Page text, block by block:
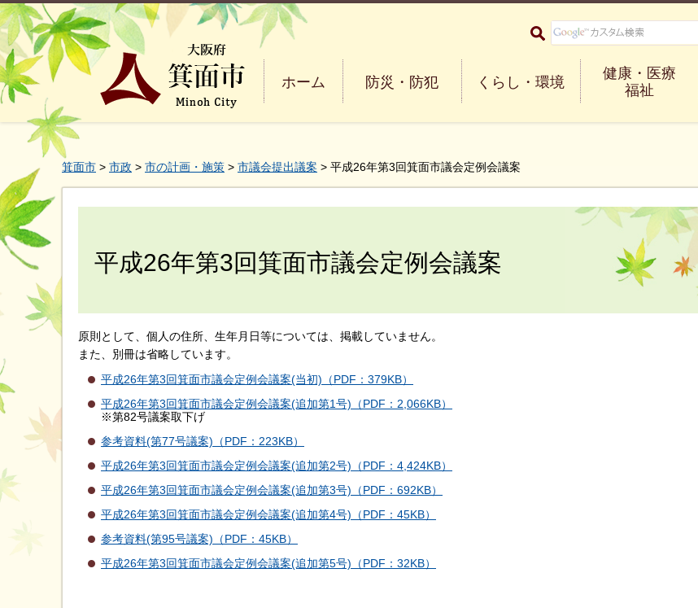
大阪府箕面市 Minoh City
ホーム 防災・防犯 くらし・環境
健康・医療
福祉
箕面市 > 市政 > 市の計画・施策 > 市議会提出議案 > 平成26年第3回箕面市議会定例会議案
平成26年第3回箕面市議会定例会議案
原則として、個人の住所、生年月日等については、掲載していません。
また、別冊は省略しています。
平成26年第3回箕面市議会定例会議案(当初)（PDF：379KB）
平成26年第3回箕面市議会定例会議案(追加第1号)（PDF：2,066KB）
※第82号議案取下げ
参考資料(第77号議案)（PDF：223KB）
平成26年第3回箕面市議会定例会議案(追加第2号)（PDF：4,424KB）
平成26年第3回箕面市議会定例会議案(追加第3号)（PDF：692KB）
平成26年第3回箕面市議会定例会議案(追加第4号)（PDF：45KB）
参考資料(第95号議案)（PDF：45KB）
平成26年第3回箕面市議会定例会議案(追加第5号)（PDF：32KB）